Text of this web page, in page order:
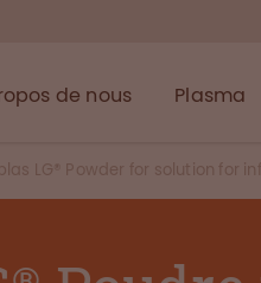
de nous Plasma
LG® Powder for solution for